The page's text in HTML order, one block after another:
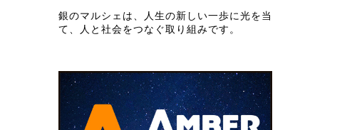
銀のマルシェは、人生の新しい一歩に光を当
て、人と社会をつなぐ取り組みです。